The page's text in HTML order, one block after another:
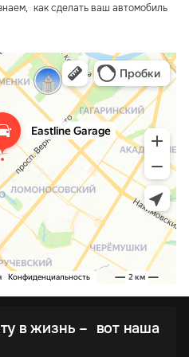
как сделать ваш автомобиль
в жизнь – вот наша